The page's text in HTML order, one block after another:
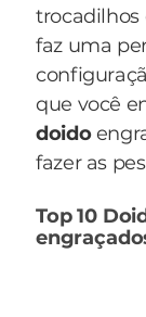
trocadilhos
faz uma
que você
doido
fazer as
Top 10